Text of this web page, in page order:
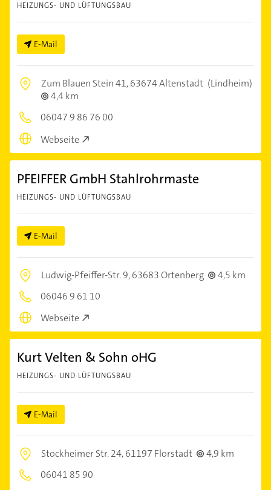
HEIZUNGS- UND LÜFTUNGSBAU
E-Mail
Zum Blauen Stein 41,63674 Altenstadt (Lindheim)
4,4 km
06047 9 86 76 00
Webseite
PFEIFFER GmbH Stahlrohrmaste
HEIZUNGS- UND LÜFTUNGSBAU
E-Mail
Ludwig-Pfeiffer-Str. 9,63683 Ortenberg
4,5 km
06046 9 61 10
Webseite
Kurt Velten & Sohn oHG
HEIZUNGS- UND LÜFTUNGSBAU
E-Mail
Stockheimer Str. 24,61197 Florstadt
4,9 km
06041 85 90